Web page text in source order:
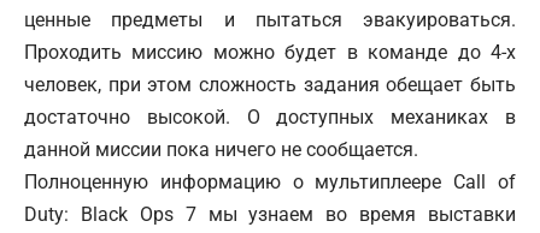
ценные предметы и пытаться эвакуироваться.
Проходить миссию можно будет в команде до 4-х
человек, при этом сложность задания обещает быть
достаточно высокой. О доступных механиках в
данной миссии пока ничего не сообщается.
Полноценную информацию о мультиплеере Call of
Duty: Black Ops 7 мы узнаем во время выставки